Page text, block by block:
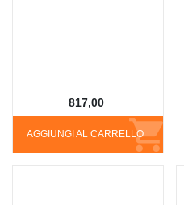
AGGIUNGI AL CARRELLO
817,00